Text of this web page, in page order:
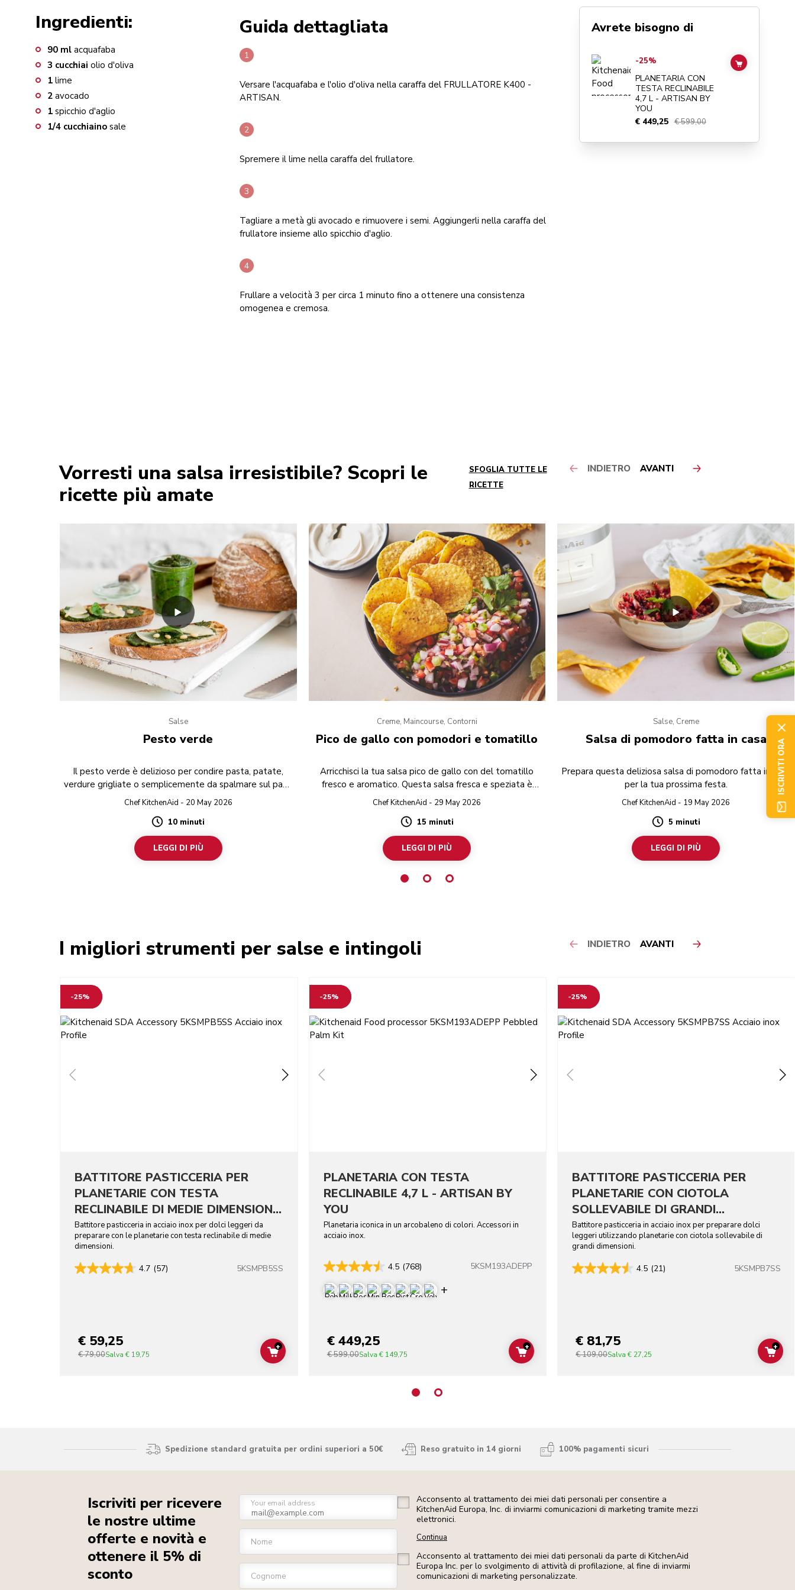
Ingredienti:
90 ml acquafaba
3 cucchiai olio d'oliva
1 lime
2 avocado
1 spicchio d'aglio
1/4 cucchiaino sale
Guida dettagliata
Versare l'acquafaba e l'olio d'oliva nella caraffa del FRULLATORE K400 -
ARTISAN.
Spremere il lime nella caraffa del frullatore.
Tagliare a metà gli avocado e rimuovere i semi. Aggiungerli nella caraffa del
frullatore insieme allo spicchio d'aglio.
Frullare a velocità 3 per circa 1 minuto fino a ottenere una consistenza
omogenea e cremosa.
Avrete bisogno di
Go to PLANETARIA CON TESTA RECLINABILE 4,7 L -
-25%
PLANETARIA CON
TESTA RECLINABILE
4,7 L - ARTISAN BY
YOU
€ 449,25 € 599,00
ADD TO CART
Vorresti una salsa irresistibile? Scopri le
ricette più amate
SFOGLIA TUTTE LE
RICETTE
INDIETRO AVANTI
Salse
Pesto verde
Il pesto verde è delizioso per condire pasta, patate,
verdure grigliate o semplicemente da spalmare sul pane
tostato.
Chef KitchenAid - 20 May 2026
Duration
10 minuti
LEGGI DI PIÙ
Creme, Maincourse, Contorni
Pico de gallo con pomodori e tomatillo
Arricchisci la tua salsa pico de gallo con del tomatillo
fresco e aromatico. Questa salsa fresca e speziata è
perfetta abbinata alle tortilla chips o come condimento.
Chef KitchenAid - 29 May 2026
Duration
15 minuti
LEGGI DI PIÙ
Salse, Creme
Salsa di pomodoro fatta in casa
Prepara questa deliziosa salsa di pomodoro fatta in casa
per la tua prossima festa.
Chef KitchenAid - 19 May 2026
Duration
5 minuti
LEGGI DI PIÙ
I migliori strumenti per salse e intingoli INDIETRO AVANTI
-25%
BATTITORE PASTICCERIA PER
PLANETARIE CON TESTA
RECLINABILE DI MEDIE DIMENSIONI
- ACCIAIO INOX
Battitore pasticceria in acciaio inox per dolci leggeri da
preparare con le planetarie con testa reclinabile di medie
dimensioni.
4.7 (57) 5KSMPB5SS
€ 59,25
€ 79,00Salva € 19,75 ADD TO CART
+
-25%
PLANETARIA CON TESTA
RECLINABILE 4,7 L - ARTISAN BY
YOU
Planetaria iconica in un arcobaleno di colori. Accessori in
acciaio inox.
4.5 (768) 5KSM193ADEPP
Display more colors
€ 449,25
€ 599,00Salva € 149,75 ADD TO CART
+
-25%
BATTITORE PASTICCERIA PER
PLANETARIE CON CIOTOLA
SOLLEVABILE DI GRANDI
DIMENSIONI - ACCIAIO INOX
Battitore pasticceria in acciaio inox per preparare dolci
leggeri utilizzando planetarie con ciotola sollevabile di
grandi dimensioni.
4.5 (21) 5KSMPB7SS
€ 81,75
€ 109,00Salva € 27,25
+
Spedizione standard gratuita per ordini superiori a 50€ Reso gratuito in 14 giorni 100% pagamenti sicuri
Iscriviti per ricevere
le nostre ultime
offerte e novità e
ottenere il 5% di
sconto
Your email address
Nome
Cognome
Acconsento al trattamento dei miei dati personali per consentire a
KitchenAid Europa, Inc. di inviarmi comunicazioni di marketing tramite mezzi
elettronici.
Continua
Acconsento al trattamento dei miei dati personali da parte di KitchenAid
Europa Inc. per lo svolgimento di attività di profilazione, al fine di inviarmi
comunicazioni di marketing personalizzate.
ISCRIVITI ORA